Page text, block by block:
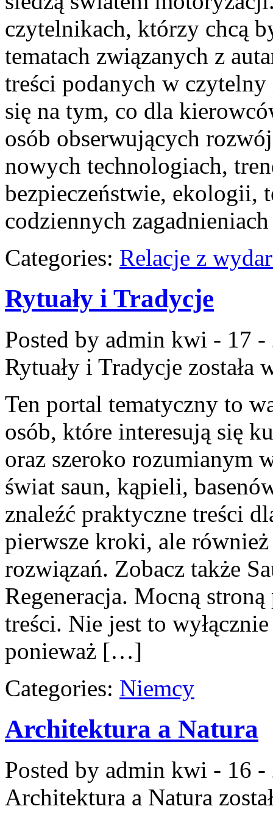
czytelnikach, którzy chcą
tematach związanych z
treści podanych w
się na tym, co dla
osób obserwujących
nowych technologiach,
bezpieczeństwie, ekologii,
codziennych
Categories: Relacje z
Rytuały i Tradycje
Posted by admin kwi - 17 -
Rytuały i Tradycje została
Ten portal tematyczny to
osób, które interesują się
oraz szeroko rozumianym
świat saun, kąpieli,
znaleźć praktyczne treści
pierwsze kroki, ale
rozwiązań. Zobacz także
Regeneracja. Mocną
treści. Nie jest to
ponieważ […]
Categories: Niemcy
Architektura a Natura
Posted by admin kwi - 16 -
Architektura a Natura